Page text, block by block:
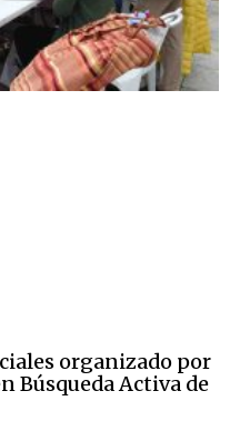
organizado por
Búsqueda Activa de